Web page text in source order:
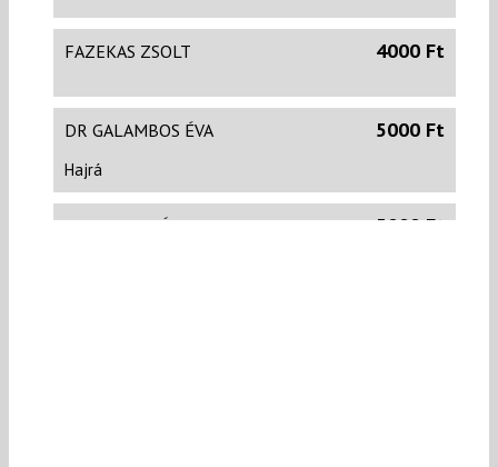
FAZEKAS ZSOLT 4000 Ft
DR GALAMBOS ÉVA 5000 Ft
Hajrá
DANKU TAMÁS 5000 Ft